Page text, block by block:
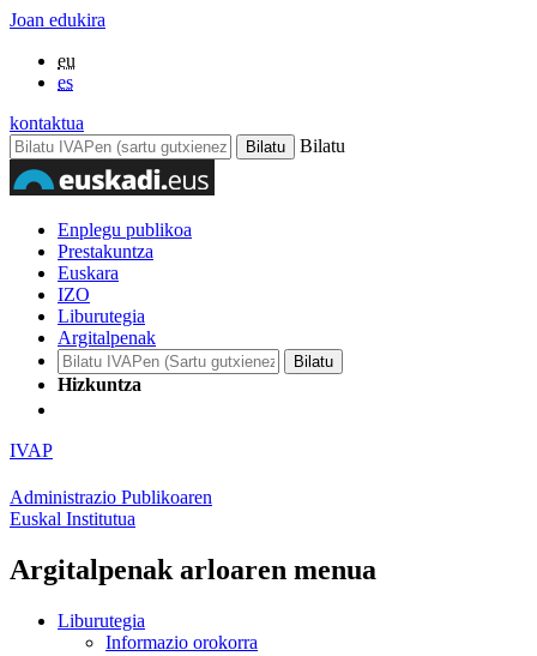
Joan edukira
eu
es
kontaktua
Bilatu
Enplegu publikoa
Prestakuntza
Euskara
IZO
Liburutegia
Argitalpenak
Hizkuntza
IVAP
Administrazio Publikoaren
Euskal Institutua
Argitalpenak arloaren menua
Liburutegia
Informazio orokorra